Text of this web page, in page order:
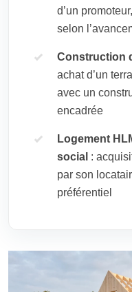
d’un
selon
Construction
achat d’un
avec un
encadrée
Logement
social :
par son
préférentiel